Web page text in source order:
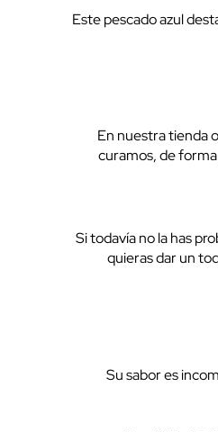
Este pescado azul
En nuestra tienda
curamos, de
Si todavía no la has
quieras dar un
Su sabor es